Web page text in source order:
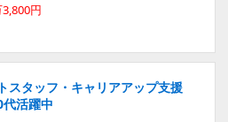
円
スタッフ・キャリアアップ支援
代活躍中